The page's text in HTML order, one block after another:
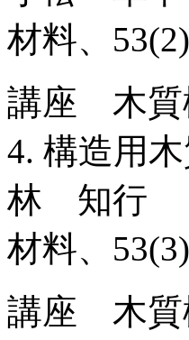
材料、
講座 木質
4. 構造用
林 知行
材料、
講座 木質